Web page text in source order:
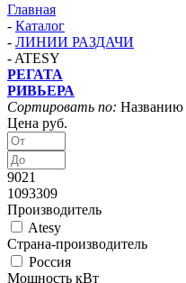
Главная
- Каталог
- ЛИНИИ РАЗДАЧИ
- ATESY
РЕГАТА
РИВЬЕРА
Сортировать по: Названию
Цена руб.
9021
1093309
Производитель
Atesy
Страна-производитель
Россия
Мощность кВт